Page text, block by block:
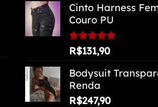
podem
ser
escolhidas
do
produto
Cinto Harness
Couro PU
Avaliação
5.00
de 5
R$131,90
Bodysuit
Renda
R$247,90